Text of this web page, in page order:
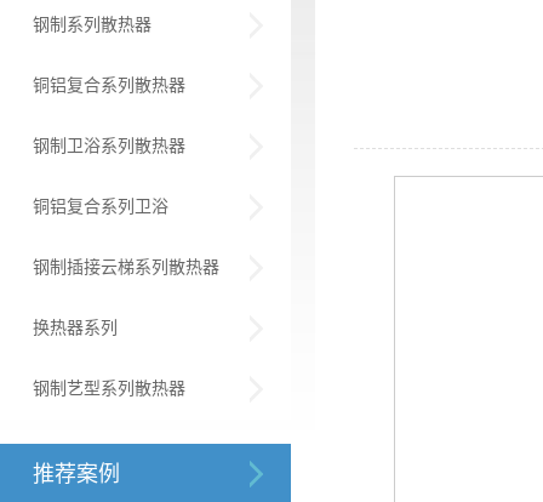
钢制系列散热器
铜铝复合系列散热器
钢制卫浴系列散热器
铜铝复合系列卫浴
钢制插接云梯系列散热器
换热器系列
钢制艺型系列散热器
推荐案例